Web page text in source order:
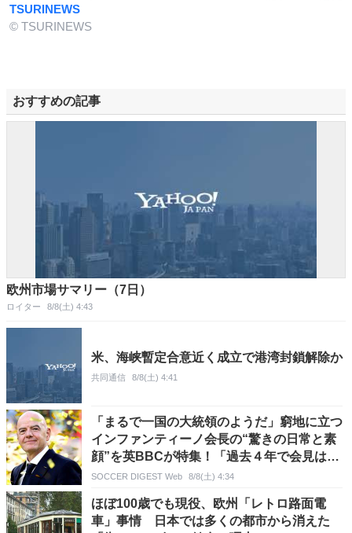
TSURINEWS
© TSURINEWS
おすすめの記事
欧州市場サマリー（7日）
ロイター 8/8(土) 4:43
米、海峡暫定合意近く成立で港湾封鎖解除か
共同通信 8/8(土) 4:41
「まるで一国の大統領のようだ」窮地に立つ
インファンティーノ会長の“驚きの日常と素
顔”を英BBCが特集！「過去４年で会見は２
回」「年収は８億円に達した」
SOCCER DIGEST Web 8/8(土) 4:34
ほぼ100歳でも現役、欧州「レトロ路面電
車」事情 日本では多くの都市から消えた